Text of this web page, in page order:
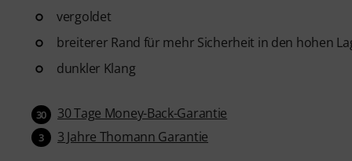
vergoldet
breiterer Rand für mehr Sicherheit in den hohen
dunkler Klang
30 30 Tage Money-Back-Garantie
3 3 Jahre Thomann Garantie